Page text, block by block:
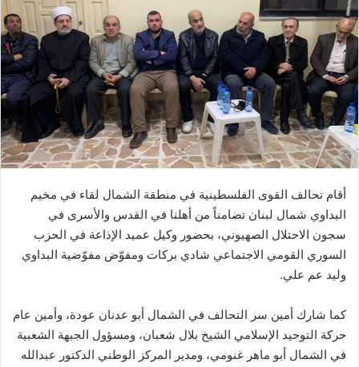
أقام تحالف القوى الفلسطينية في منطقة الشمال لقاء في مخيم
البداوي شمال لبنان تضامناً من أهلنا في القدس والأسرى في
سجون الاحتلال الصهيوني، بحضور وكيل عميد الإذاعة في الحزب
السوري القومي الاجتماعي شادي بركات ومفوّض مفوّضية البداوي
وليد عم علي.
كما شارك أمين سر التحالف في الشمال أبو عدنان عودة، وأمين عام
حركة التوحيد الإسلامي الشيخ بلال شعبان، ومسؤول الجبهة الشعبية
في الشمال أبو ماهر غنومي، ومدير المركز الوطني الدكتور عبدالله